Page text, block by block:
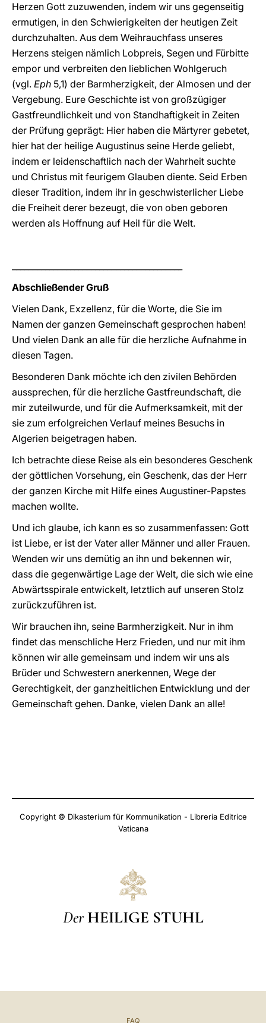
Herzen Gott zuzuwenden, indem wir uns gegenseitig
ermutigen, in den Schwierigkeiten der heutigen Zeit
durchzuhalten. Aus dem Weihrauchfass unseres
Herzens steigen nämlich Lobpreis, Segen und Fürbitte
empor und verbreiten den lieblichen Wohlgeruch
(vgl. Eph 5,1) der Barmherzigkeit, der Almosen und der
Vergebung. Eure Geschichte ist von großzügiger
Gastfreundlichkeit und von Standhaftigkeit in Zeiten
der Prüfung geprägt: Hier haben die Märtyrer gebetet,
hier hat der heilige Augustinus seine Herde geliebt,
indem er leidenschaftlich nach der Wahrheit suchte
und Christus mit feurigem Glauben diente. Seid Erben
dieser Tradition, indem ihr in geschwisterlicher Liebe
die Freiheit derer bezeugt, die von oben geboren
werden als Hoffnung auf Heil für die Welt.
Abschließender Gruß
Vielen Dank, Exzellenz, für die Worte, die Sie im
Namen der ganzen Gemeinschaft gesprochen haben!
Und vielen Dank an alle für die herzliche Aufnahme in
diesen Tagen.
Besonderen Dank möchte ich den zivilen Behörden
aussprechen, für die herzliche Gastfreundschaft, die
mir zuteilwurde, und für die Aufmerksamkeit, mit der
sie zum erfolgreichen Verlauf meines Besuchs in
Algerien beigetragen haben.
Ich betrachte diese Reise als ein besonderes Geschenk
der göttlichen Vorsehung, ein Geschenk, das der Herr
der ganzen Kirche mit Hilfe eines Augustiner-Papstes
machen wollte.
Und ich glaube, ich kann es so zusammenfassen: Gott
ist Liebe, er ist der Vater aller Männer und aller Frauen.
Wenden wir uns demütig an ihn und bekennen wir,
dass die gegenwärtige Lage der Welt, die sich wie eine
Abwärtsspirale entwickelt, letztlich auf unseren Stolz
zurückzuführen ist.
Wir brauchen ihn, seine Barmherzigkeit. Nur in ihm
findet das menschliche Herz Frieden, und nur mit ihm
können wir alle gemeinsam und indem wir uns als
Brüder und Schwestern anerkennen, Wege der
Gerechtigkeit, der ganzheitlichen Entwicklung und der
Gemeinschaft gehen. Danke, vielen Dank an alle!
Copyright © Dikasterium für Kommunikation - Libreria Editrice
Vaticana
Der HEILIGE STUHL
FAQ